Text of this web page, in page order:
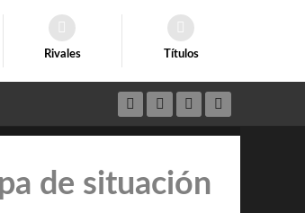
Rivales Títulos
de situación